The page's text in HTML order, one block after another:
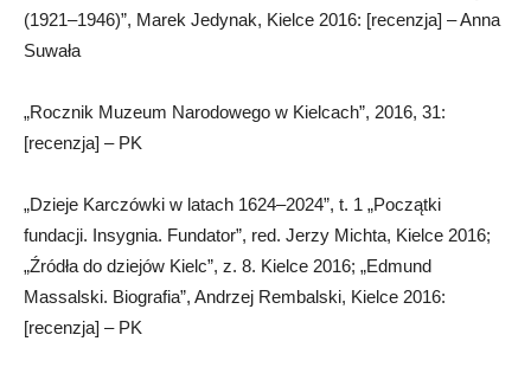
(1921–1946)”, Marek Jedynak, Kielce 2016: [recenzja] – Anna
Suwała
„Rocznik Muzeum Narodowego w Kielcach”, 2016, 31:
[recenzja] – PK
„Dzieje Karczówki w latach 1624–2024”, t. 1 „Początki
fundacji. Insygnia. Fundator”, red. Jerzy Michta, Kielce 2016;
„Źródła do dziejów Kielc”, z. 8. Kielce 2016; „Edmund
Massalski. Biografia”, Andrzej Rembalski, Kielce 2016:
[recenzja] – PK